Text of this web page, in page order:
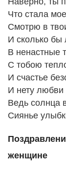
Что стала
Смотрю в
И сколько бы
В ненастные
С тобою
И счастье
И нету любви
Ведь солнца
Сиянье
женщине